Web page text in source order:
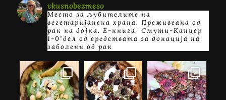
vkusnobezmeso
Место за љубителите на
вегетаријанска храна. Преживеана од
рак на дојка. E-книга "Смути-Канцер
1-0"дел од средствата за донација на
заболени од рак